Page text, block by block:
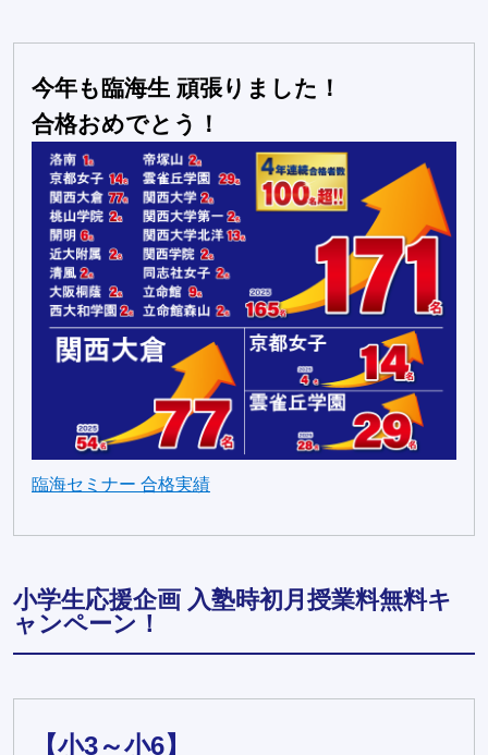
今年も臨海生 頑張りました！
合格おめでとう！
臨海セミナー 合格実績
小学生応援企画 入塾時初月授業料無料キ
ャンペーン！
【小3～小6】